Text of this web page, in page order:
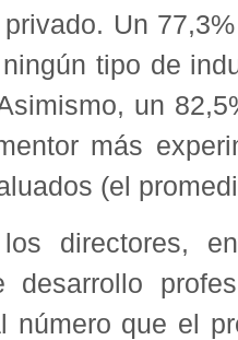
Un
tipo de
un
más
(el
directores,
desarrollo
número que el